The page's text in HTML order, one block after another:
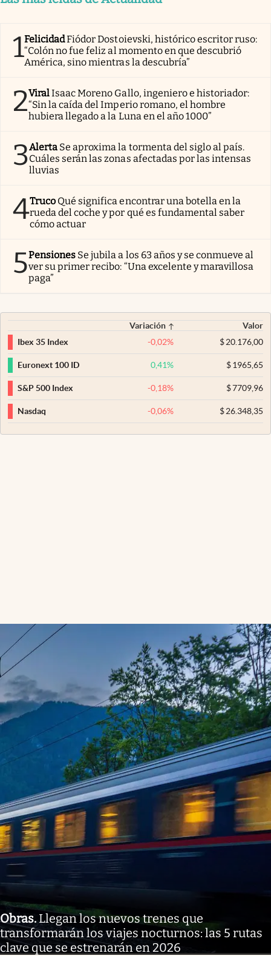
1FelicidadFiódor Dostoievski, histórico escritor ruso:
“Colón no fue feliz al momento en que descubrió
América, sino mientras la descubría”
2ViralIsaac Moreno Gallo, ingeniero e historiador:
“Sin la caída del Imperio romano, el hombre
hubiera llegado a la Luna en el año 1000”
3Alerta Se aproxima la tormenta del siglo al país.
Cuáles serán las zonas afectadas por las intensas
lluvias
4Truco Qué significa encontrar una botella en la
rueda del coche y por qué es fundamental saber
cómo actuar
5Pensiones Se jubila a los 63 años y se conmueve al
ver su primer recibo: “Una excelente y maravillosa
paga”
Variación
Valor
Ibex 35 Index
-0,02% $20.176,00
Euronext 100 ID 0,41% $1965,65
S&P 500 Index -0,18% $7709,96
Nasdaq -0,06% $26.348,35
Obras.Llegan los nuevos trenes que
transformarán los viajes nocturnos: las 5 rutas
clave que se estrenarán en 2026